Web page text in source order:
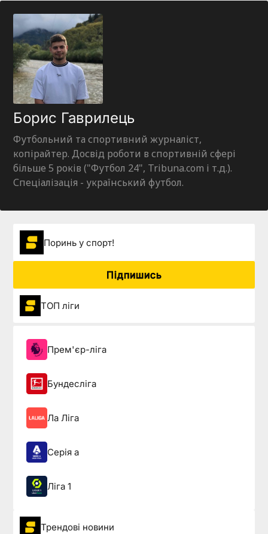
Борис Гаврилець
Футбольний та спортивний журналіст,
копірайтер. Досвід роботи в спортивній сфері
більше 5 років ("Футбол 24", Tribuna.com і т.д.).
Спеціалізація - український футбол.
Поринь у спорт!
Підпишись
ТОП ліги
Прем'єр-ліга
Бундесліга
Ла Ліга
Серія а
Ліга 1
Трендові новини